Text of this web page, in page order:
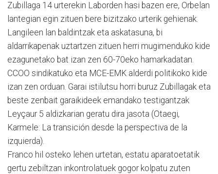
Zubillaga 14 urterekin Laborden hasi bazen ere, Orbelan
lantegian egin zituen bere bizitzako urterik gehienak.
Langileen lan baldintzak eta askatasuna, bi
aldarrikapenak uztartzen zituen herri mugimenduko kide
ezagunetako bat izan zen 60-70eko hamarkadatan.
CCOO sindikatuko eta MCE-EMK alderdi politikoko kide
izan zen orduan. Garai istilutsu horri buruz Zubillagak eta
beste zenbait garaikideek emandako testigantzak
Leyçaur 5 aldizkarian geratu dira jasota (Otaegi,
Karmele: La transición desde la perspectiva de la
izquierda).
Franco hil osteko lehen urtetan, estatu aparatoetatik
gertu zebiltzan inkontrolatuek gogor kolpatu zuten